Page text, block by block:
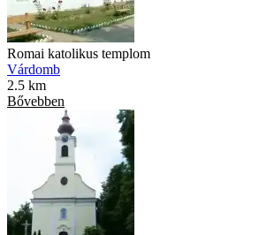
Romai katolikus templom
Várdomb
2.5 km
Bővebben